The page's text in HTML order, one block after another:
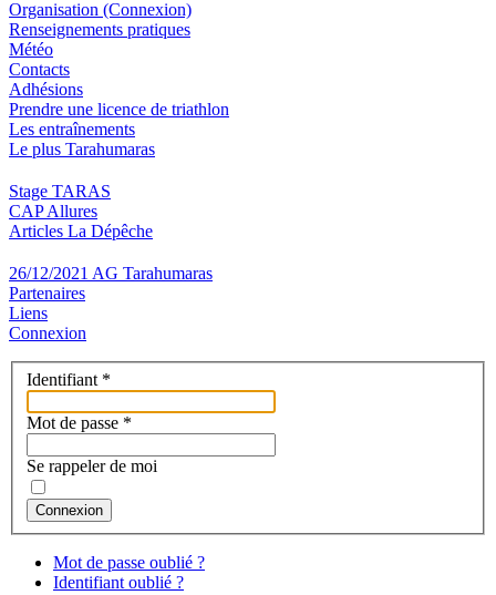
Organisation (Connexion)
Renseignements pratiques
Météo
Contacts
Adhésions
Prendre une licence de triathlon
Les entraînements
Le plus Tarahumaras
Stage TARAS
CAP Allures
Articles La Dépêche
26/12/2021 AG Tarahumaras
Partenaires
Liens
Connexion
Identifiant *
Mot de passe *
Se rappeler de moi
Connexion
Mot de passe oublié ?
Identifiant oublié ?